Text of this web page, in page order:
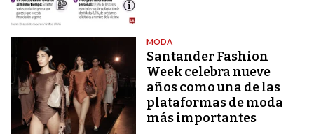
MODA
Santander Fashion
Week celebra nueve
años como una de las
plataformas de moda
más importantes